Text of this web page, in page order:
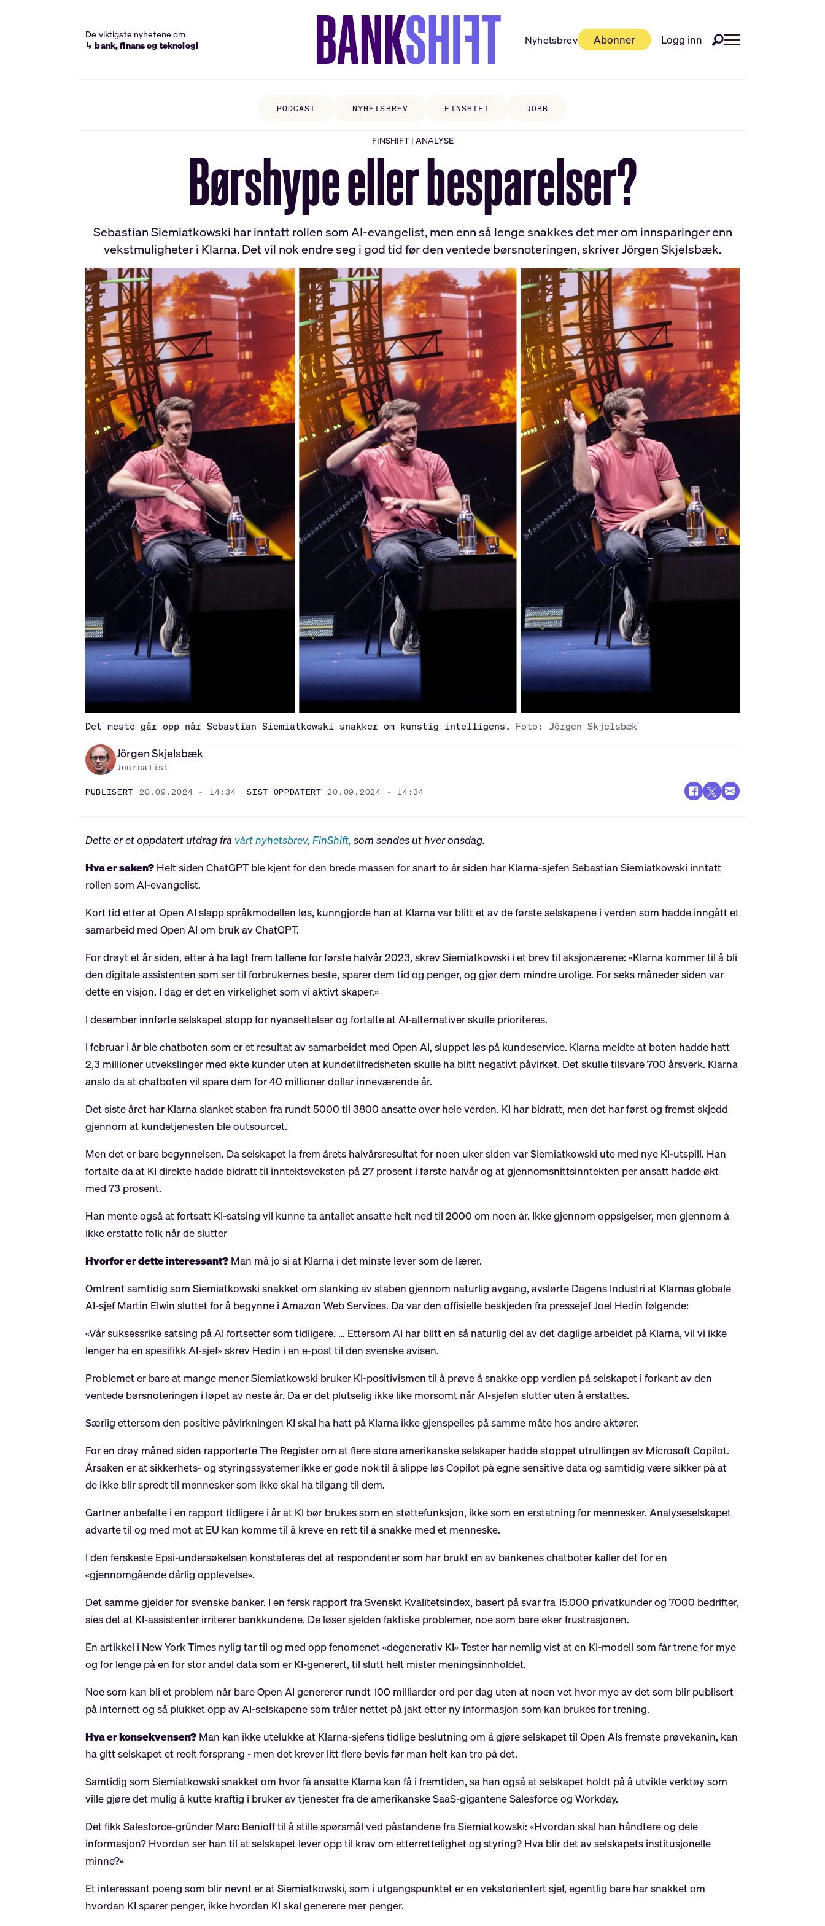
De viktigste nyhetene om
↳ bank, finans og teknologi
Nyhetsbrev Abonner Logg inn
PODCAST NYHETSBREV FINSHIFT JOBB
FINSHIFT | ANALYSE
Børshype eller besparelser?
Sebastian Siemiatkowski har inntatt rollen som AI-evangelist, men enn så lenge snakkes det mer om innsparinger enn
vekstmuligheter i Klarna. Det vil nok endre seg i god tid før den ventede børsnoteringen, skriver Jörgen Skjelsbæk.
Det meste går opp når Sebastian Siemiatkowski snakker om kunstig intelligens. Foto: Jörgen Skjelsbæk
JörgenSkjelsbæk
Journalist
PUBLISERT 20.09.2024 - 14:34 SIST OPPDATERT 20.09.2024 - 14:34
Dette er et oppdatert utdrag fra vårt nyhetsbrev, FinShift, som sendes ut hver onsdag.
Hva er saken? Helt siden ChatGPT ble kjent for den brede massen for snart to år siden har Klarna-sjefen Sebastian Siemiatkowski inntatt
rollen som AI-evangelist.
Kort tid etter at Open AI slapp språkmodellen løs, kunngjorde han at Klarna var blitt et av de første selskapene i verden som hadde inngått et
samarbeid med Open AI om bruk av ChatGPT.
For drøyt et år siden, etter å ha lagt frem tallene for første halvår 2023, skrev Siemiatkowski i et brev til aksjonærene: «Klarna kommer til å bli
den digitale assistenten som ser til forbrukernes beste, sparer dem tid og penger, og gjør dem mindre urolige. For seks måneder siden var
dette en visjon. I dag er det en virkelighet som vi aktivt skaper.»
I desember innførte selskapet stopp for nyansettelser og fortalte at AI-alternativer skulle prioriteres.
I februar i år ble chatboten som er et resultat av samarbeidet med Open AI, sluppet løs på kundeservice. Klarna meldte at boten hadde hatt
2,3 millioner utvekslinger med ekte kunder uten at kundetilfredsheten skulle ha blitt negativt påvirket. Det skulle tilsvare 700 årsverk. Klarna
anslo da at chatboten vil spare dem for 40 millioner dollar inneværende år.
Det siste året har Klarna slanket staben fra rundt 5000 til 3800 ansatte over hele verden. KI har bidratt, men det har først og fremst skjedd
gjennom at kundetjenesten ble outsourcet.
Men det er bare begynnelsen. Da selskapet la frem årets halvårsresultat for noen uker siden var Siemiatkowski ute med nye KI-utspill. Han
fortalte da at KI direkte hadde bidratt til inntektsveksten på 27 prosent i første halvår og at gjennomsnittsinntekten per ansatt hadde økt
med 73 prosent.
Han mente også at fortsatt KI-satsing vil kunne ta antallet ansatte helt ned til 2000 om noen år. Ikke gjennom oppsigelser, men gjennom å
ikke erstatte folk når de slutter
Hvorfor er dette interessant? Man må jo si at Klarna i det minste lever som de lærer.
Omtrent samtidig som Siemiatkowski snakket om slanking av staben gjennom naturlig avgang, avslørte Dagens Industri at Klarnas globale
AI-sjef Martin Elwin sluttet for å begynne i Amazon Web Services. Da var den offisielle beskjeden fra pressejef Joel Hedin følgende:
«Vår suksessrike satsing på AI fortsetter som tidligere. … Ettersom AI har blitt en så naturlig del av det daglige arbeidet på Klarna, vil vi ikke
lenger ha en spesifikk AI-sjef» skrev Hedin i en e-post til den svenske avisen.
Problemet er bare at mange mener Siemiatkowski bruker KI-positivismen til å prøve å snakke opp verdien på selskapet i forkant av den
ventede børsnoteringen i løpet av neste år. Da er det plutselig ikke like morsomt når AI-sjefen slutter uten å erstattes.
Særlig ettersom den positive påvirkningen KI skal ha hatt på Klarna ikke gjenspeiles på samme måte hos andre aktører.
For en drøy måned siden rapporterte The Register om at flere store amerikanske selskaper hadde stoppet utrullingen av Microsoft Copilot.
Årsaken er at sikkerhets- og styringssystemer ikke er gode nok til å slippe løs Copilot på egne sensitive data og samtidig være sikker på at
de ikke blir spredt til mennesker som ikke skal ha tilgang til dem.
Gartner anbefalte i en rapport tidligere i år at KI bør brukes som en støttefunksjon, ikke som en erstatning for mennesker. Analyseselskapet
advarte til og med mot at EU kan komme til å kreve en rett til å snakke med et menneske.
I den ferskeste Epsi-undersøkelsen konstateres det at respondenter som har brukt en av bankenes chatboter kaller det for en
«gjennomgående dårlig opplevelse».
Det samme gjelder for svenske banker. I en fersk rapport fra Svenskt Kvalitetsindex, basert på svar fra 15.000 privatkunder og 7000 bedrifter,
sies det at KI-assistenter irriterer bankkundene. De løser sjelden faktiske problemer, noe som bare øker frustrasjonen.
En artikkel i New York Times nylig tar til og med opp fenomenet «degenerativ KI» Tester har nemlig vist at en KI-modell som får trene for mye
og for lenge på en for stor andel data som er KI-generert, til slutt helt mister meningsinnholdet.
Noe som kan bli et problem når bare Open AI genererer rundt 100 milliarder ord per dag uten at noen vet hvor mye av det som blir publisert
på internett og så plukket opp av AI-selskapene som tråler nettet på jakt etter ny informasjon som kan brukes for trening.
Hva er konsekvensen? Man kan ikke utelukke at Klarna-sjefens tidlige beslutning om å gjøre selskapet til Open AIs fremste prøvekanin, kan
ha gitt selskapet et reelt forsprang - men det krever litt flere bevis før man helt kan tro på det.
Samtidig som Siemiatkowski snakket om hvor få ansatte Klarna kan få i fremtiden, sa han også at selskapet holdt på å utvikle verktøy som
ville gjøre det mulig å kutte kraftig i bruker av tjenester fra de amerikanske SaaS-gigantene Salesforce og Workday.
Det fikk Salesforce-gründer Marc Benioff til å stille spørsmål ved påstandene fra Siemiatkowski: «Hvordan skal han håndtere og dele
informasjon? Hvordan ser han til at selskapet lever opp til krav om etterrettelighet og styring? Hva blir det av selskapets institusjonelle
minne?»
Et interessant poeng som blir nevnt er at Siemiatkowski, som i utgangspunktet er en vekstorientert sjef, egentlig bare har snakket om
hvordan KI sparer penger, ikke hvordan KI skal generere mer penger.